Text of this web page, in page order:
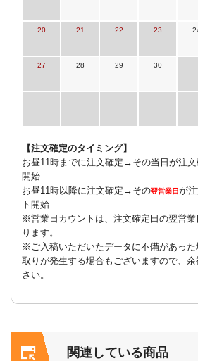
20 21 22 23
27 28 29 30
【注文確定のタイミング】
お昼11時までに注文確定→その当日が注文
開始
お昼11時以降に注文確定→その翌営業日が
ト開始
※営業日カウントは、注文確定日の翌営
ります。
※ご入稿いただいたデータに不備があった
取りが発生する場合もございますので、
さい。
関連している商品